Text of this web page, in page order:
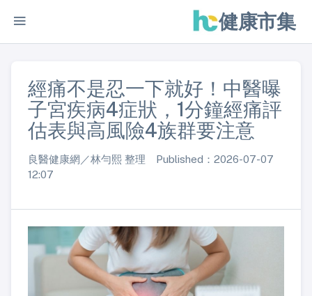
健康市集
經痛不是忍一下就好！中醫曝
子宮疾病4症狀，1分鐘經痛評
估表與高風險4族群要注意
良醫健康網／林勻熙 整理 Published：2026-07-07
12:07